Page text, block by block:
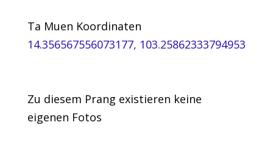
Ta Muen Koordinaten
14.356567556073177, 103.25862333794953
Zu diesem Prang existieren keine
eigenen Fotos